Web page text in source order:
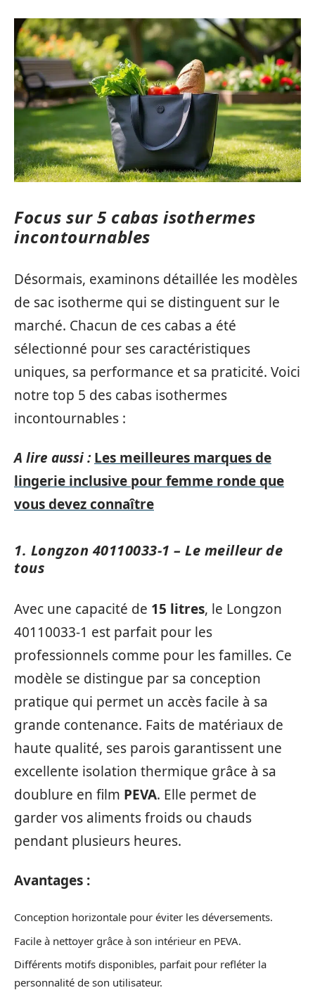
Focus sur 5 cabas isothermes
incontournables
Désormais, examinons détaillée les modèles
de sac isotherme qui se distinguent sur le
marché. Chacun de ces cabas a été
sélectionné pour ses caractéristiques
uniques, sa performance et sa praticité. Voici
notre top 5 des cabas isothermes
incontournables :
A lire aussi : Les meilleures marques de
lingerie inclusive pour femme ronde que
vous devez connaître
1. Longzon 40110033-1 – Le meilleur de
tous
Avec une capacité de 15 litres, le Longzon
40110033-1 est parfait pour les
professionnels comme pour les familles. Ce
modèle se distingue par sa conception
pratique qui permet un accès facile à sa
grande contenance. Faits de matériaux de
haute qualité, ses parois garantissent une
excellente isolation thermique grâce à sa
doublure en film PEVA. Elle permet de
garder vos aliments froids ou chauds
pendant plusieurs heures.
Avantages :
Conception horizontale pour éviter les déversements.
Facile à nettoyer grâce à son intérieur en PEVA.
Différents motifs disponibles, parfait pour refléter la
personnalité de son utilisateur.